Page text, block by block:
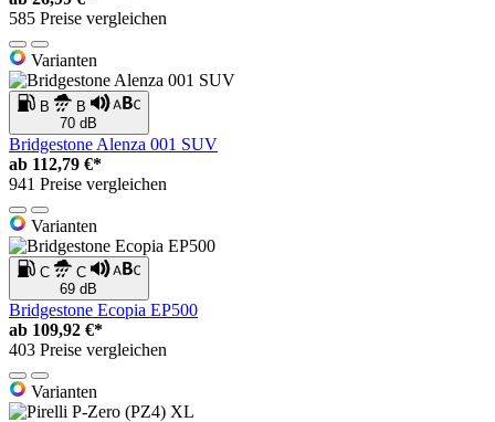
585 Preise vergleichen
Varianten
B
B
70 dB
Bridgestone Alenza 001 SUV
ab 112,79 €*
941 Preise vergleichen
Varianten
C
C
69 dB
Bridgestone Ecopia EP500
ab 109,92 €*
403 Preise vergleichen
Varianten